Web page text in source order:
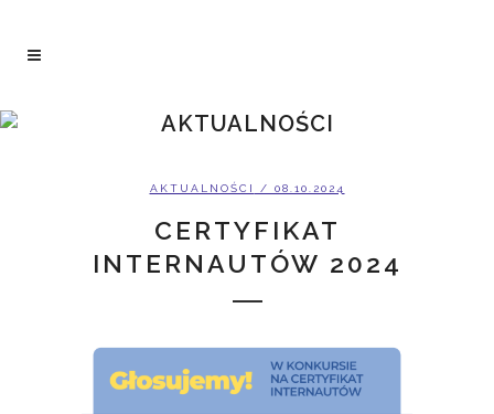
AKTUALNOŚCI
AKTUALNOŚCI / 08.10.2024
CERTYFIKAT
INTERNAUTÓW 2024